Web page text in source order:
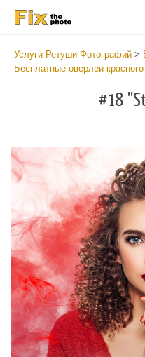
Услуги Ретуши Фотографий >
Бесплатные оверлеи
#18